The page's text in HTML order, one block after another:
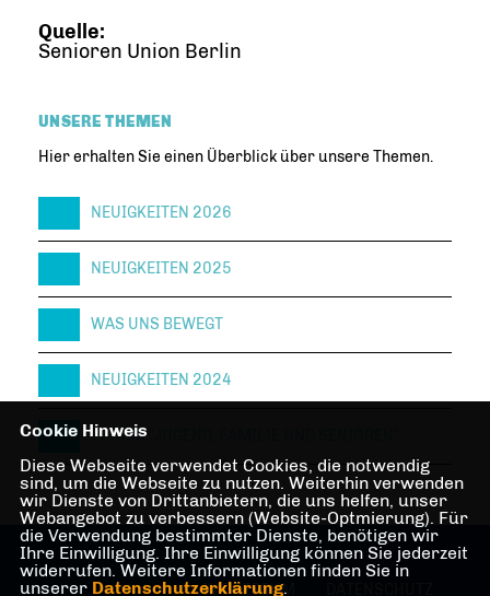
Quelle:
Senioren Union Berlin
UNSERE THEMEN
Hier erhalten Sie einen Überblick über unsere Themen.
NEUIGKEITEN 2026
NEUIGKEITEN 2025
WAS UNS BEWEGT
NEUIGKEITEN 2024
FORUM "JUGEND, FAMILIE UND SENIOREN"
IMPRESSUM
Cookie Hinweis
Diese Webseite verwendet Cookies, die notwendig
sind, um die Webseite zu nutzen. Weiterhin verwenden
wir Dienste von Drittanbietern, die uns helfen, unser
Webangebot zu verbessern (Website-Optmierung). Für
die Verwendung bestimmter Dienste, benötigen wir
Ihre Einwilligung. Ihre Einwilligung können Sie jederzeit
widerrufen. Weitere Informationen finden Sie in
unserer Datenschutzerklärung.